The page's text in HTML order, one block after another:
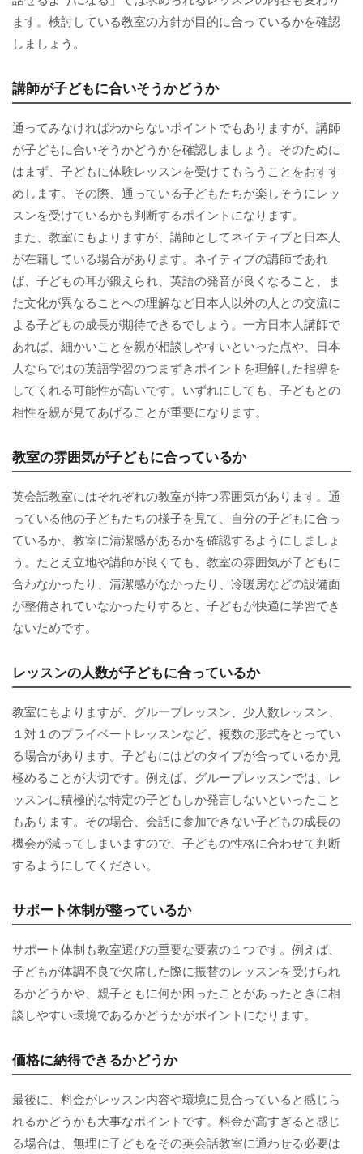
ます。検討している教室の方針が目的に合っているかを確認
しましょう。
講師が子どもに合いそうかどうか
通ってみなければわからないポイントでもありますが、講師
が子どもに合いそうかどうかを確認しましょう。そのために
はまず、子どもに体験レッスンを受けてもらうことをおすす
めします。その際、通っている子どもたちが楽しそうにレッ
スンを受けているかも判断するポイントになります。
また、教室にもよりますが、講師としてネイティブと日本人
が在籍している場合があります。ネイティブの講師であれ
ば、子どもの耳が鍛えられ、英語の発音が良くなること、ま
た文化が異なることへの理解など日本人以外の人との交流に
よる子どもの成長が期待できるでしょう。一方日本人講師で
あれば、細かいことを親が相談しやすいといった点や、日本
人ならではの英語学習のつまずきポイントを理解した指導を
してくれる可能性が高いです。いずれにしても、子どもとの
相性を親が見てあげることが重要になります。
教室の雰囲気が子どもに合っているか
英会話教室にはそれぞれの教室が持つ雰囲気があります。通
っている他の子どもたちの様子を見て、自分の子どもに合っ
ているか、教室に清潔感があるかを確認するようにしましょ
う。たとえ立地や講師が良くても、教室の雰囲気が子どもに
合わなかったり、清潔感がなかったり、冷暖房などの設備面
が整備されていなかったりすると、子どもが快適に学習でき
ないためです。
レッスンの人数が子どもに合っているか
教室にもよりますが、グループレッスン、少人数レッスン、
１対１のプライベートレッスンなど、複数の形式をとってい
る場合があります。子どもにはどのタイプが合っているか見
極めることが大切です。例えば、グループレッスンでは、レ
ッスンに積極的な特定の子どもしか発言しないといったこと
もあります。その場合、会話に参加できない子どもの成長の
機会が減ってしまいますので、子どもの性格に合わせて判断
するようにしてください。
サポート体制が整っているか
サポート体制も教室選びの重要な要素の１つです。例えば、
子どもが体調不良で欠席した際に振替のレッスンを受けられ
るかどうかや、親子ともに何か困ったことがあったときに相
談しやすい環境であるかどうかがポイントになります。
価格に納得できるかどうか
最後に、料金がレッスン内容や環境に見合っていると感じら
れるかどうかも大事なポイントです。料金が高すぎると感じ
る場合は、無理に子どもをその英会話教室に通わせる必要は